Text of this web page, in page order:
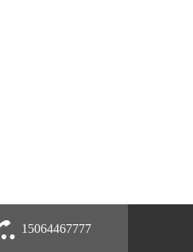
15064467777